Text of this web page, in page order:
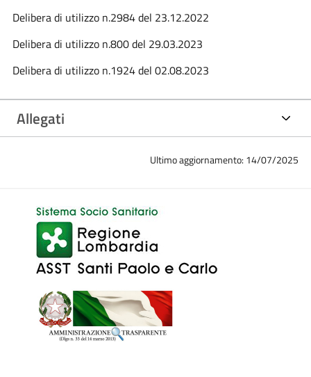
Delibera di utilizzo n.2984 del 23.12.2022
Delibera di utilizzo n.800 del 29.03.2023
Delibera di utilizzo n.1924 del 02.08.2023
Allegati
Ultimo aggiornamento: 14/07/2025